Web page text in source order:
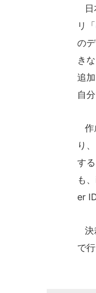
日
リ「
の
き
追
自
作
り
す
も
er
決
で行